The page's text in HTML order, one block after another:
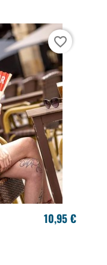
10,95 €
favorite_border